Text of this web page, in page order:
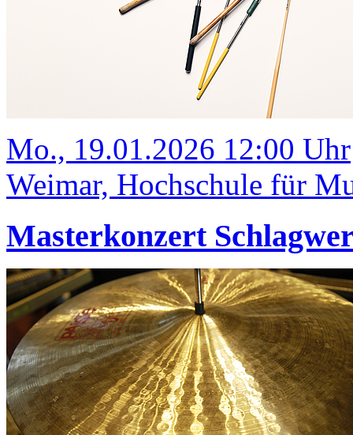
Mo., 19.01.2026 12:00 Uhr
Weimar, Hochschule für
Masterkonzert